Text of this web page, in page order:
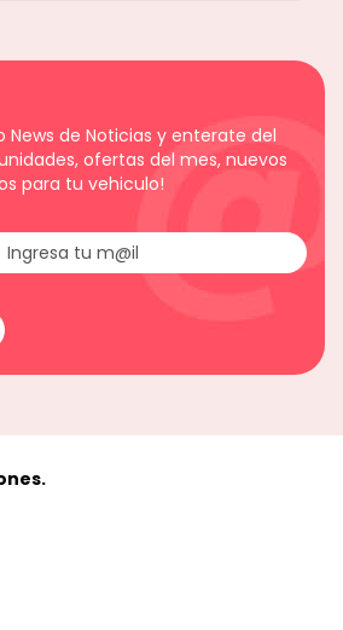
News de Noticias y enterate del
ofertas del mes, nuevos
para tu vehiculo!